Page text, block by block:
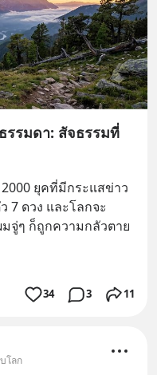
รรมดา: สัจธรรมที่
ยุคที่มีกระแสข่าว
7 ดวง และโลกจะ
มจู่ๆ ก็ถูกความกลัวตาย
34 3 11
โลก